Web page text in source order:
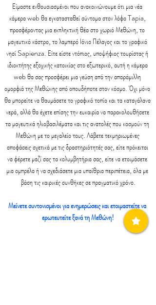
Είμαστε ενθουσιασμένοι που ανακοινώνουμε ότι μια νέα
κάμερα web θα εγκατασταθεί σύντομα στον λόφο Tapia,
προσφέροντας μια εκπληκτική θέα στο χωριό Μεθώνη, το
μαγευτικό κάστρο, το λαμπερό Ιόνιο Πέλαγος και το γραφικό
νησί Sapienza. Είτε είστε ντόπιος, υποψήφιος τουρίστας ή
ιδιοκτήτης εξοχικής κατοικίας στο εξωτερικό, αυτή η κάμερα
web θα σας προσφέρει μια γεύση από την απαράμιλλη
ομορφιά της Μεθώνης από οπουδήποτε στον κόσμο. Όχι μόνο
θα μπορείτε να θαυμάσετε το γραφικό τοπίο και τα καταγάλανα
νερά, αλλά θα έχετε επίσης την ευκαιρία να παρακολουθήσετε
τα μαγευτικά ηλιοβασιλέματα και τις ανατολές που κοσμούν τη
Μεθώνη με το μεγαλείο τους. Λάβετε τεκμηριωμένες
αποφάσεις σχετικά με τις δραστηριότητές σας, είτε πρόκειται
να φέρετε μαζί σας τα κολυμβητήρια σας, είτε να ετοιμάσετε
μια ομπρέλα ή να σχεδιάσετε μια υπαίθρια περιπέτεια, όλα με
βάση τις καιρικές συνθήκες σε πραγματικό χρόνο.
Μείνετε συντονισμένοι για ενημερώσεις και ετοιμαστείτε να
ερωτευτείτε ξανά τη Μεθώνη!